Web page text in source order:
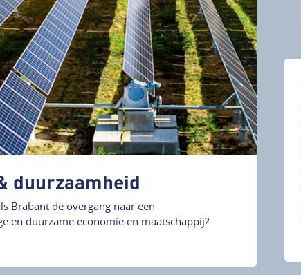
duurzaamheid
Brabant de overgang naar een
en duurzame economie en maatschappij?